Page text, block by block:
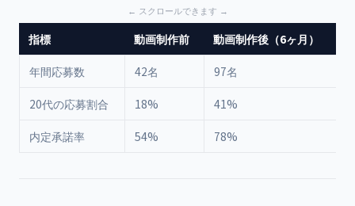
指標 動画制作前 動画制作後（6ヶ月）
年間応募数 42名 97名
20代の応募割合 18% 41%
内定承諾率 54% 78%